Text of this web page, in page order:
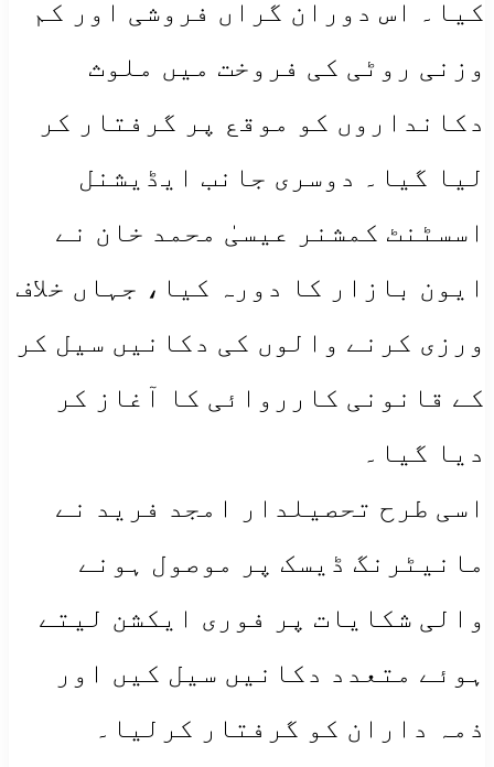
کیا۔ اس دوران گراں فروشی اور کم
وزنی روٹی کی فروخت میں ملوث
دکانداروں کو موقع پر گرفتار کر
لیا گیا۔ دوسری جانب ایڈیشنل
اسسٹنٹ کمشنر عیسیٰ محمد خان نے
ایون بازار کا دورہ کیا، جہاں خلاف
ورزی کرنے والوں کی دکانیں سیل کر
کے قانونی کارروائی کا آغاز کر
دیا گیا۔
​اسی طرح تحصیلدار امجد فرید نے
مانیٹرنگ ڈیسک پر موصول ہونے
والی شکایات پر فوری ایکشن لیتے
ہوئے متعدد دکانیں سیل کیں اور
ذمہ داران کو گرفتار کرلیا۔